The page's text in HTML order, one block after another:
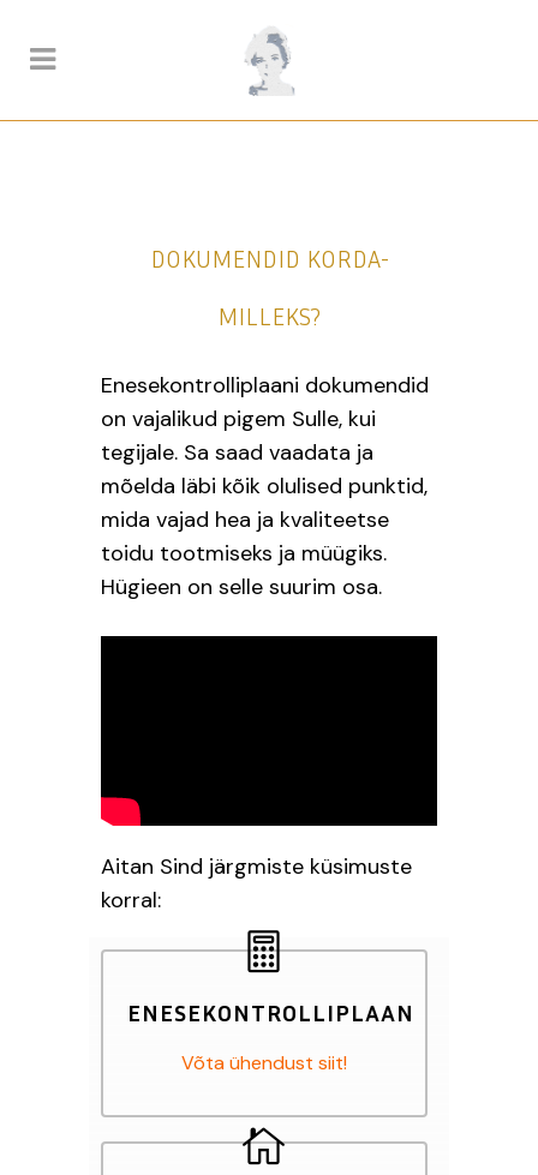
DOKUMENDID KORDA-
MILLEKS?
Enesekontrolliplaani dokumendid
on vajalikud pigem Sulle, kui
tegijale. Sa saad vaadata ja
mõelda läbi kõik olulised punktid,
mida vajad hea ja kvaliteetse
toidu tootmiseks ja müügiks.
Hügieen on selle suurim osa.
Aitan Sind järgmiste küsimuste
korral:
ENESEKONTROLLIPLAAN
Võta ühendust siit!